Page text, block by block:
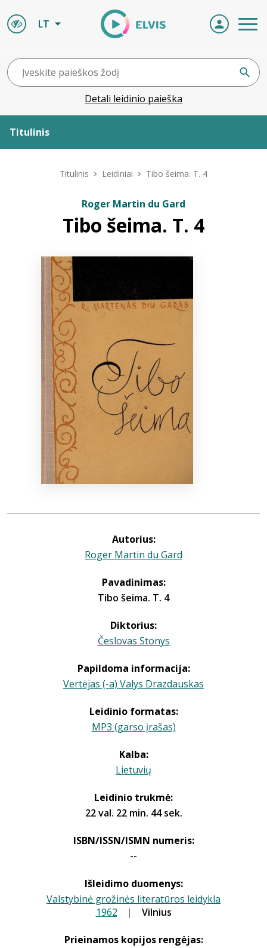
LT
Detali leidinio paieška
Titulinis
ELVIS atvyksta
Naujienos
Bibliotekoms
Titulinis Leidiniai Tibo šeima. T. 4
Roger Martin du Gard
Tibo šeima. T. 4
Autorius:
Roger Martin du Gard
Pavadinimas:
Tibo šeima. T. 4
Diktorius:
Česlovas Stonys
Papildoma informacija:
Vertėjas (-a) Valys Drazdauskas
Leidinio formatas:
MP3 (garso įrašas)
Kalba:
Lietuvių
Leidinio trukmė:
22 val. 22 min. 44 sek.
ISBN/ISSN/ISMN numeris:
--
Išleidimo duomenys:
Valstybinė grožinės literatūros leidykla
1962 | Vilnius
Prieinamos kopijos rengėjas: